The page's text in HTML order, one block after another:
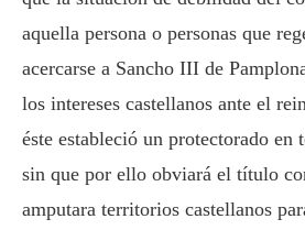
aquella persona o personas que
acercarse a Sancho III de
los intereses castellanos ante el
éste estableció un protectorado en
sin que por ello obviará el título
amputara territorios castellanos